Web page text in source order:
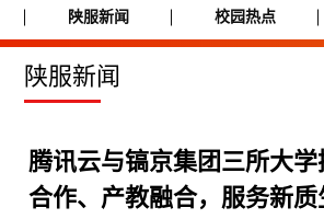
陕服新闻 校园热点
陕服新闻
腾讯云与镐京集团三所大
合作、产教融合，服务新